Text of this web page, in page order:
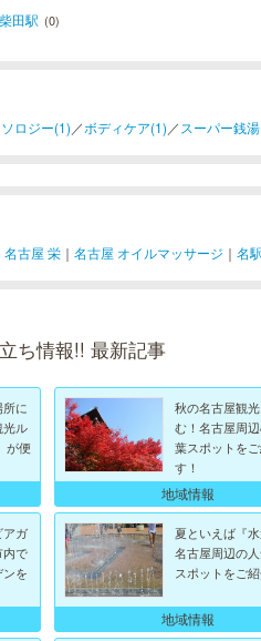
柴田駅 (0)
ロジー(1) ／ボディケア(1) ／ スーパー銭
名古屋 栄 ｜ 名古屋 オイルマッサージ ｜ 名
ち情報!! 最新記事
に
光ル
が便
秋の名古屋観
む！名古屋周
葉スポットを
す！
地域情報
アガ
内で
を
夏といえば『水
名古屋周辺の
スポットをご
地域情報